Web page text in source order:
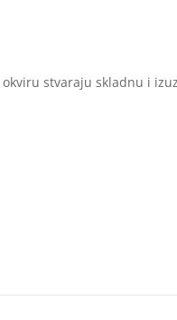
stvaraju skladnu i